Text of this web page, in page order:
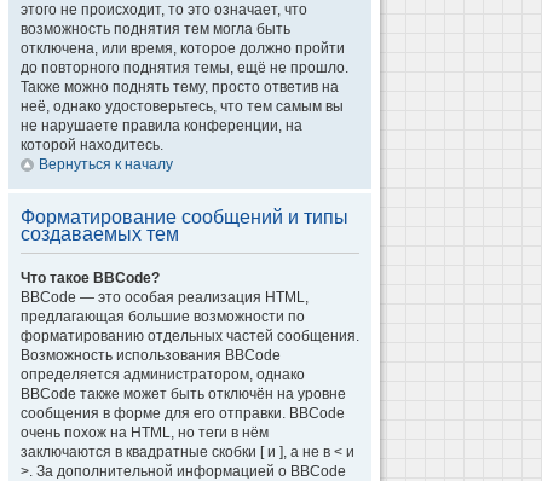
этого не происходит, то это означает, что
возможность поднятия тем могла быть
отключена, или время, которое должно пройти
до повторного поднятия темы, ещё не прошло.
Также можно поднять тему, просто ответив на
неё, однако удостоверьтесь, что тем самым вы
не нарушаете правила конференции, на
которой находитесь.
Вернуться к началу
Форматирование сообщений и типы
создаваемых тем
Что такое BBCode?
BBCode — это особая реализация HTML,
предлагающая большие возможности по
форматированию отдельных частей сообщения.
Возможность использования BBCode
определяется администратором, однако
BBCode также может быть отключён на уровне
сообщения в форме для его отправки. BBCode
очень похож на HTML, но теги в нём
заключаются в квадратные скобки [ и ], а не в < и
>. За дополнительной информацией о BBCode